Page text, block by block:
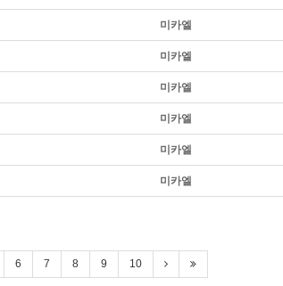
미카엘
미카엘
미카엘
미카엘
미카엘
미카엘
6 7 8 9 10